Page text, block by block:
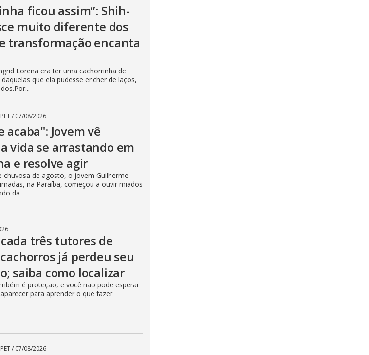
ficou assim”: Shih-
muito diferente dos
transformação encanta
Lorena era ter uma cachorrinha de
que ela pudesse encher de laços,
/ 07/08/2026
acaba": Jovem vê
vida se arrastando em
e resolve agir
chuvosa de agosto, o jovem Guilherme
na Paraíba, começou a ouvir miados
da...
três tutores de
já perdeu seu
saiba como localizar
é proteção, e você não pode esperar
para aprender o que fazer
/ 07/08/2026